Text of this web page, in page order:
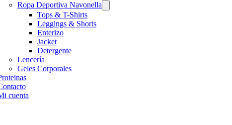
Ropa Deportiva Navonella
Tops & T-Shirts
Leggings & Shorts
Enterizo
Jacket
Detergente
Lencería
Geles Corporales
cuenta